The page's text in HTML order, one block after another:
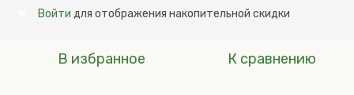
Войти для отображения накопительной скидки
В избранное К сравнению